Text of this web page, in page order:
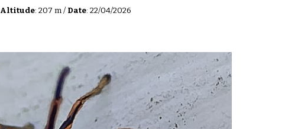
Altitude: 207 m / Date: 22/04/2026